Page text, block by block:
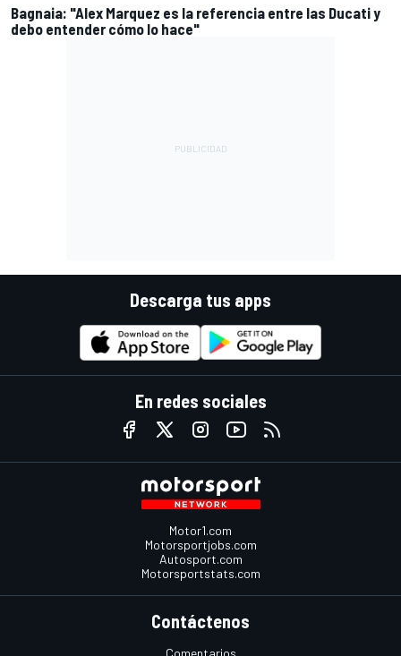
Bagnaia: "Alex Marquez es la referencia entre las Ducati y
debo entender cómo lo hace"
Descarga tus apps
En redes sociales
Motor1.com
Motorsportjobs.com
Autosport.com
Motorsportstats.com
Contáctenos
Comentarios